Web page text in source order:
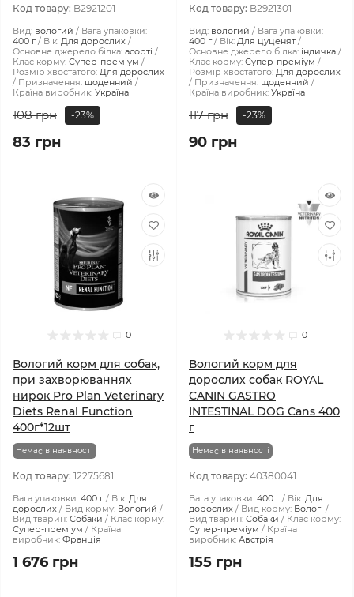
Код товару: B2921201
Вид: вологий
Вага упаковки:
400 г
Вік: Для дорослих
Основне джерело білка: асорті
Клас корму: Супер-преміум
Розмір хвостатого: Для дорослих
Призначення: щоденний
Країна виробник: Україна
108 грн -23%
83 грн
Код товару: B2921301
Вид: вологий
Вага упаковки:
400 г
Вік: Для цуценят
Основне джерело білка: індичка
Клас корму: Супер-преміум
Розмір хвостатого: Для дорослих
Призначення: щоденний
Країна виробник: Україна
117 грн -23%
90 грн
0
Вологий корм для собак,
при захворюваннях
нирок Pro Plan Veterinary
Diets Renal Function
400г*12шт
Немає в наявності
Код товару: 12275681
Вага упаковки: 400 г Вік: Для
дорослих
Вид корму: Вологий
Вид тварин: Собаки
Клас корму:
Супер-преміум
Країна
виробник: Франція
1 676 грн
0
Вологий корм для
дорослих собак ROYAL
CANIN GASTRO
INTESTINAL DOG Cans 400
г
Немає в наявності
Код товару: 40380041
Вага упаковки: 400 г Вік: Для
дорослих
Вид корму: Вологі
Вид тварин: Собаки
Клас корму:
Супер-преміум
Країна
виробник: Австрія
155 грн